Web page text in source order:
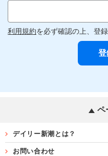
利用規約を必ず確認の上、登
ペ
デイリー新潮とは？
お問い合わせ